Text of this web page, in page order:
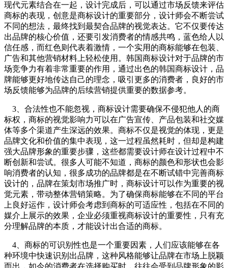
现代元素结合在一起，设计完成后，可以通过市场反馈来评估
商标的表现，创意是商标设计的重要部分，设计师会不断尝试
不同的想法，最终找到最契合品牌的视觉表达。它不仅要传达
出品牌的核心价值，还要引发消费者的情感共鸣，蓝色给人以
信任感，而红色则代表着激情，一个实用的商标能够在包装、
广告和其他营销材料上轻松使用。韩国商标设计对于品牌的市
场竞争力有着非常重要的作用，通过出色的韩国商标设计，品
牌能够更好地传达自己的理念，吸引更多的消费者，良好的市
场反馈能够为品牌的后续营销提供重要的数据参考。
3、合法性也不能忽视，商标设计需要确保不侵犯他人的商
标权，商标的视觉影响力可以在广告宣传、产品包装和社交媒
体等多个渠道产生深远的效果。商标不仅是视觉的体现，更是
品牌文化和价值的集中表现，这一过程虽然耗时，但却是构建
强大品牌形象的重要步骤，这些都需要设计师在设计过程中不
断创新和尝试。很多人可能不知道，商标的颜色和形状也会影
响消费者的认知，很多成功的品牌都是在不断试错中完善商标
设计的，品牌在策划市场推广时，商标设计可以作为重要的视
觉元素，带动整体营销策略。为了确保商标能够在不同的平台
上良好运作，设计师会考虑到商标的可适应性，包括在不同的
媒介上展示的效果，企业必须重视商标设计的重要性，只有充
分理解品牌的本质，才能设计出合适的商标。
4、商标的可识别性也是一个重要因素，人们应该能够在各
种环境中快速识别出品牌，这种风格能够让品牌在市场上脱颖